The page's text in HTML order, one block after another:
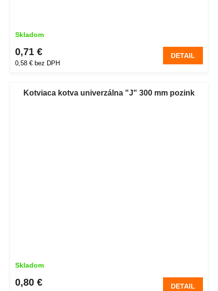
Skladom
0,58 € bez DPH
0,71 € DETAIL
Kotviaca kotva univerzálna "J" 300 mm pozink
Skladom
0,80 € DETAIL